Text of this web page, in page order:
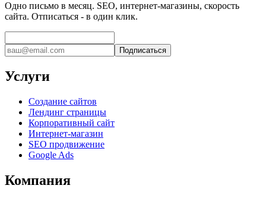
Одно письмо в месяц. SEO, интернет-магазины, скорость
сайта. Отписаться - в один клик.
Подписаться
Услуги
Создание сайтов
Лендинг страницы
Корпоративный сайт
Интернет-магазин
SEO продвижение
Google Ads
Компания